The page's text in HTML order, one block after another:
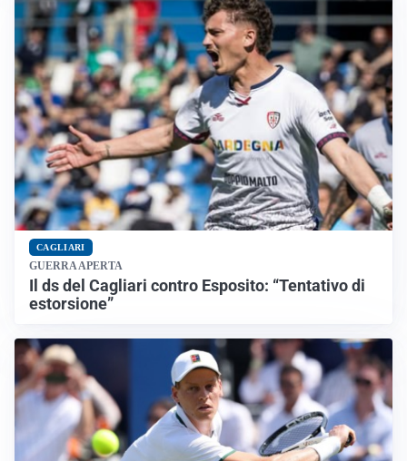
CAGLIARI
GUERRA APERTA
Il ds del Cagliari contro Esposito: “Tentativo di
estorsione”